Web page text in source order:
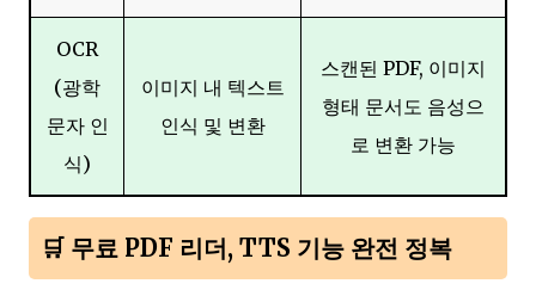
OCR
(광학
문자 인
식)
이미지 내 텍스트
인식 및 변환
스캔된 PDF, 이미지
형태 문서도 음성으
로 변환 가능
🛒 무료 PDF 리더, TTS 기능 완전 정복